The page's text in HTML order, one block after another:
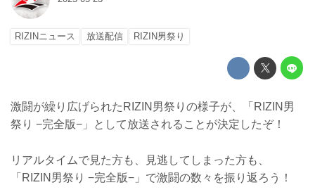
RIZINニュース 放送配信 RIZIN男祭り
激闘が繰り広げられたRIZIN男祭りの様子が、「RIZIN男
祭り −完全版−」として放送されることが決定したぞ！
リアルタイムで見た方も、見逃してしまった方も、
「RIZIN男祭り −完全版−」で激闘の数々を振り返ろう！